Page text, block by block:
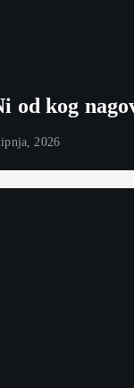
od kog
2026